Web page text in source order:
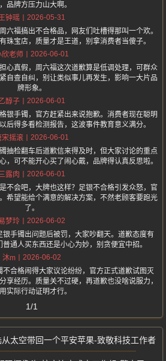
，品牌方压力山大啊。
钟瑶
2026-05-31
六福搞出不合格品，网友们吐槽得那叫一个欢。
珠宝店，质量才是王道，别拿消费者当傻子。
欣老师
2026-06-01
心真假，周六福这次道歉算是低调处理，可群众
自查自纠，别让类似事儿再发生，影响一大片品
牌形象。
醇子
2026-06-01
银手镯，官方赶紧出来说抱歉。消费者现在聪明
后得多看检测报告，这波事件教育意义满分。
宋摇滚
2026-06-01
抽检翻车后道歉信来得及时，但大家讨论的重点
，可不能开心买了闹心戴，品牌得认真反思啦。
露肉
2026-06-01
不会吧，大牌也这样？足银不合格引发众怒，官
希望能给个满意的解决方案，不然老顾客要跑光
了。
梦玲
2026-06-02
手镯出问题后被罚，大家吵翻天。道歉态度有
普通人买东西还是小心为妙，别贪便宜中招。
沐m
2026-06-02
合格闹得大家议论纷纷，官方正式道歉试图灭
享经历。质量关不过硬，再道歉也没啥说服力，
实际行动证明才行。
1/1
太空带回一个平安苹果-致敬科技工作者